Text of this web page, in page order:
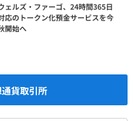
ェルズ・ファーゴ、24時間365日
応のトークン化預金サービスを今
開始へ
貨取引所